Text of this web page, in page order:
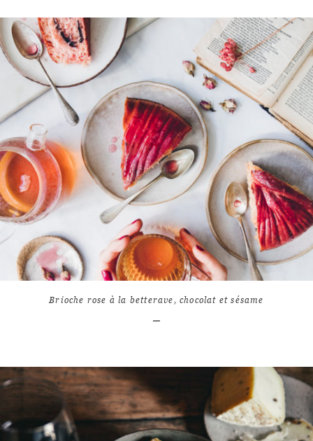
LIRE L'ARTICLE
10214
Brioche rose à la betterave, chocolat et sésame